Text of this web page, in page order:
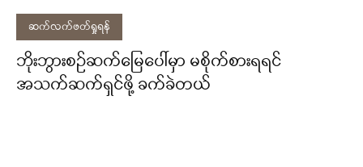
ဆက်လက်ဖတ်ရှုရန်
ဘိုးဘွားစဉ်ဆက်မြေပေါ်မှာ မစိုက်စားရရင်
အသက်ဆက်ရှင်ဖို့ ခက်ခဲတယ်